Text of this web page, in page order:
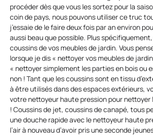
procéder dès que vous les sortez pour la
coin de pays, nous pouvons utiliser ce truc
j’essaie de le faire deux fois par an environ
aussi beau que possible. Plus
coussins de vos meubles de jardin. Vous
lorsque je dis « nettoyer vos meubles de
« nettoyer simplement les parties en bois ou
non ! Tant que les coussins sont en tissu
à être utilisés dans des espaces extérieurs,
votre nettoyeur haute pression pour nettoyer
! Coussins de jet, coussins de canapé, tous
une douche rapide avec le nettoyeur haute
l’air à nouveau d’avoir pris une seconde